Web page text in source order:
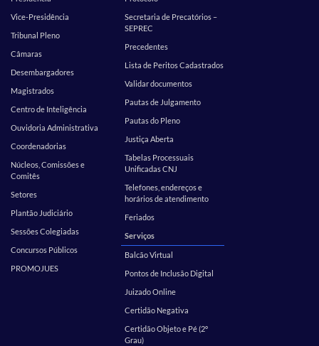
Vice-Presidência
Tribunal Pleno
Câmaras
Desembargadores
Magistrados
Centro de Inteligência
Ouvidoria Administrativa
Coordenadorias
Núcleos, Comissões e
Comitês
Setores
Plantão Judiciário
Sessões Colegiadas
Concursos Públicos
PROMOJUES
Secretaria de Precatórios –
SEPREC
Precedentes
Lista de Peritos Cadastrados
Validar documentos
Pautas de Julgamento
Pautas do Pleno
Justiça Aberta
Tabelas Processuais
Unificadas CNJ
Telefones, endereços e
horários de atendimento
Feriados
Serviços
Balcão Virtual
Pontos de Inclusão Digital
Juizado Online
Certidão Negativa
Certidão Objeto e Pé (2º
Grau)